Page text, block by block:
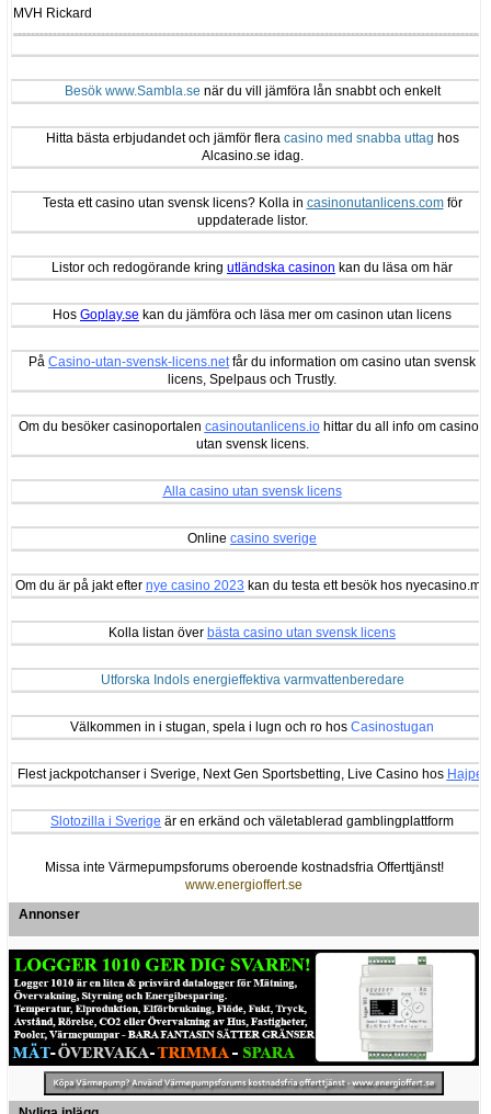
MVH Rickard
Besök www.Sambla.se när du vill jämföra lån snabbt och enkelt
Hitta bästa erbjudandet och jämför flera casino med snabba uttag hos
Alcasino.se idag.
Testa ett casino utan svensk licens? Kolla in casinonutanlicens.comför
uppdaterade listor.
Listor och redogörande kring utländska casinon kan du läsa om här
Hos Goplay.se kan du jämföra och läsa mer om casinon utan licens
På Casino-utan-svensk-licens.netfår du information om casino utan svensk
licens, Spelpaus och Trustly.
Om du besöker casinoportalen casinoutanlicens.iohittar du all info om casinon
utan svensk licens.
Alla casino utan svensk licens
Online casino sverige
Om du är på jakt efter nye casino 2023 kan du testa ett besök hos nyecasino.me
Kolla listan över bästa casino utan svensk licens
Utforska Indols energieffektiva varmvattenberedare
Välkommen in i stugan, spela i lugn och ro hos Casinostugan
Flest jackpotchanser i Sverige, Next Gen Sportsbetting, Live Casino hos Hajper
Slotozilla i Sverige är en erkänd och väletablerad gamblingplattform
Missa inte Värmepumpsforums oberoende kostnadsfria Offerttjänst!
www.energioffert.se
Annonser